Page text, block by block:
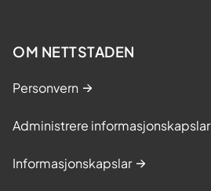
OM NETTSTADEN
Personvern
Administrere informasjonskapslar
Informasjonskapslar